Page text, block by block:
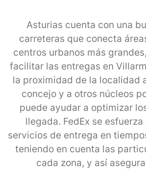
Asturias cuenta con una
carreteras que conecta
centros urbanos más
facilitar las entregas en
la proximidad de la localidad
concejo y a otros núcleos
puede ayudar a optimizar
llegada. FedEx se
servicios de entrega en
teniendo en cuenta las
cada zona, y así